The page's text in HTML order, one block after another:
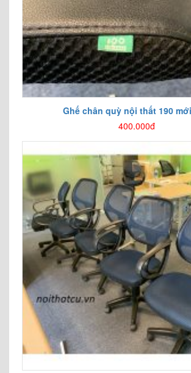
Ghế chân quỳ nội thất 190
400.000đ